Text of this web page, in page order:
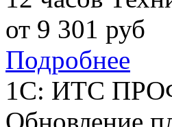
от 9 301 руб
Подробнее
1С: ИТС